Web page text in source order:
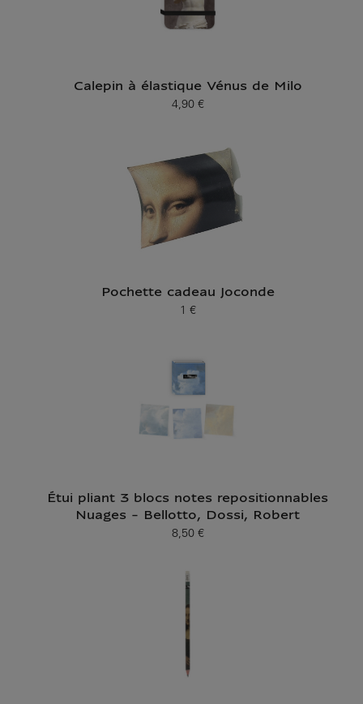
Calepin à élastique Vénus de Milo
Prix ​​actuel
4,90 €
Pochette cadeau Joconde
Prix ​​actuel
1 €
Étui pliant 3 blocs notes repositionnables
Nuages - Bellotto, Dossi, Robert
Prix ​​actuel
8,50 €